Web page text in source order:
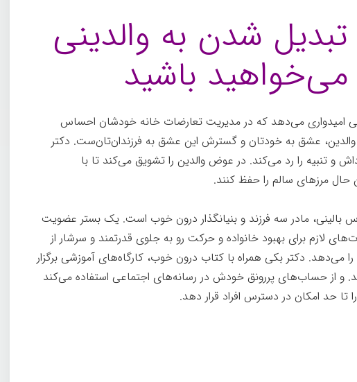
تبدیل شدن به والدینی
باشید
امیدواری می‌دهد که در مدیریت تعارضات خانه خودشان احساس
والدین، عشق به خودتان و گسترش این عشق به فرزندان‌تان‌ست. دکتر
و تنبیه را رد می‌کند. در عوض والدین را تشویق می‌کند تا با
حال مرزهای سالم را حفظ کنند.
بالینی، مادر سه فرزند و بنیانگذار درون خوب است. یک بستر عضویت
لازم برای بهبود خانواده و حرکت رو به جلوی قدرتمند و سرشار از
می‌دهد. دکتر بکی همراه با کتاب درون خوب، کارگاه‌های آموزشی برگزار
و از حساب‌های پررونق خودش در رسانه‌های اجتماعی استفاده می‌کند
تا حد امکان در دسترس افراد قرار دهد.